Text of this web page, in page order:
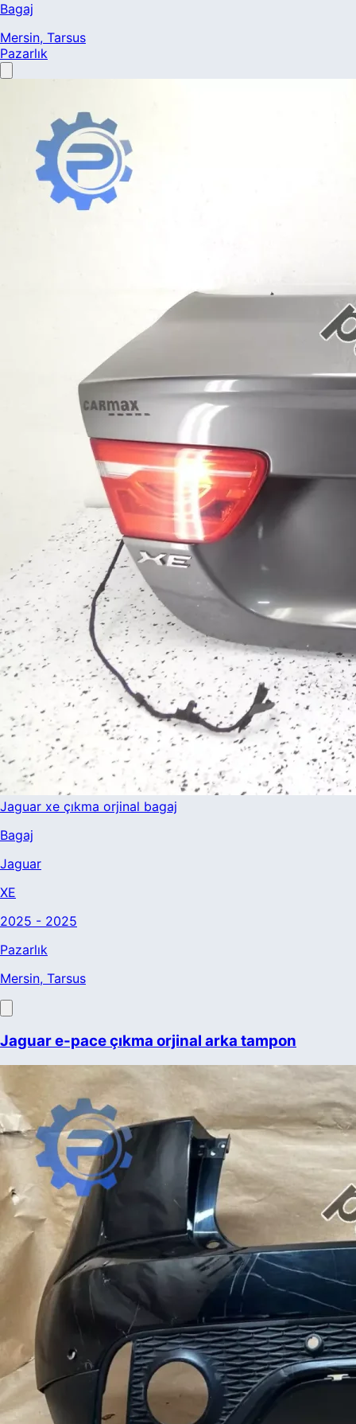
Bagaj
Mersin, Tarsus
Pazarlık
Jaguar xe çıkma orjinal bagaj
Bagaj
Jaguar
XE
2025 - 2025
Pazarlık
Mersin, Tarsus
Jaguar e-pace çıkma orjinal arka tampon